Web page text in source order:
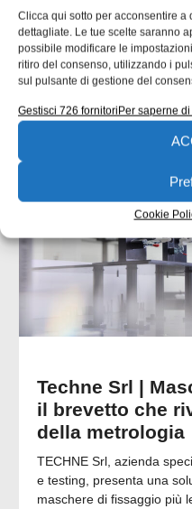
Clicca qui sotto per acconsentire a
dettagliate. Le tue scelte saranno
possibile modificare le
ritiro del consenso, utilizzando i
sul pulsante di gestione del
Gestisci 726 fornitoriPer saperne
Cookie
che collegano
saldatura. Una quota
Emanuela Bianchi 24/07/
Techne Srl |
il brevetto che
della metrologia
TECHNE Srl, azienda
e testing, presenta una
maschere di fissaggio più